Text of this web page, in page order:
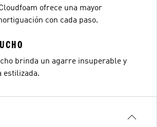
ofrece una mayor
con cada paso.
brinda un agarre insuperable y
estilizada.